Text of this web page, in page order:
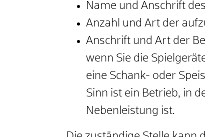
Name und Anschrift
Anzahl und Art der
Anschrift und Art der
wenn Sie die
eine Schank- oder
Sinn ist ein Betrieb, in
Nebenleistung ist.